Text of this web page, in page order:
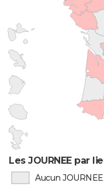
Les JOURNEE par
Aucun